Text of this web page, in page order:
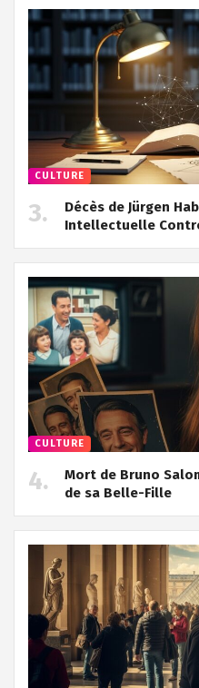
CULTURE
Décès de Jürgen
Intellectuelle
CULTURE
Mort de Bruno
de sa Belle-Fille